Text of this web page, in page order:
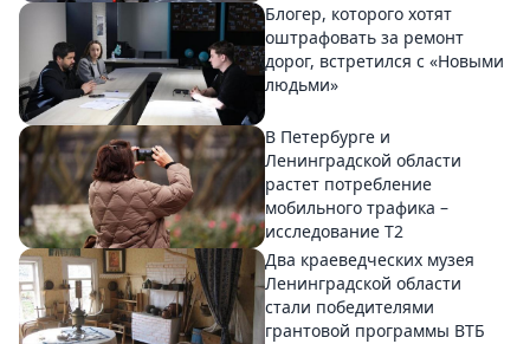
Блогер, которого хотят
оштрафовать за ремонт
дорог, встретился с «Новыми
людьми»
В Петербурге и
Ленинградской области
растет потребление
мобильного трафика –
исследование T2
Два краеведческих музея
Ленинградской области
стали победителями
грантовой программы ВТБ